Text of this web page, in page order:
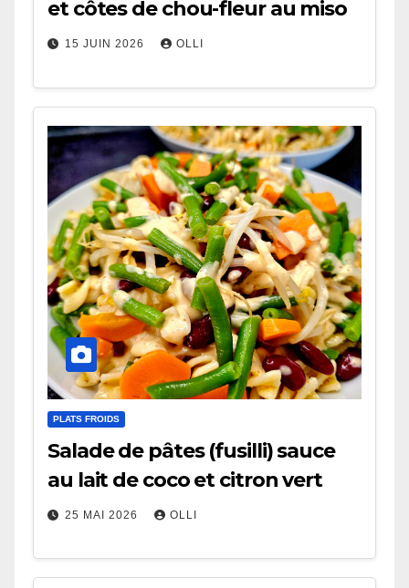
et côtes de chou-fleur au miso
15 JUIN 2026 OLLI
PLATS FROIDS
Salade de pâtes (fusilli) sauce
au lait de coco et citron vert
25 MAI 2026 OLLI